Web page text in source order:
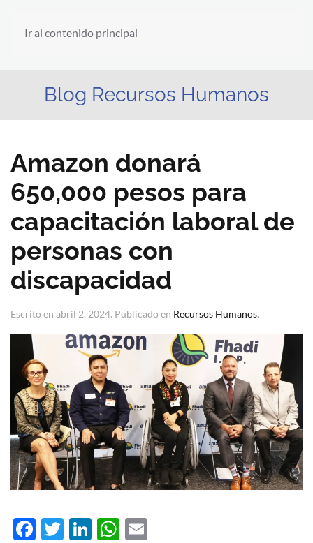
Ir al contenido principal
Blog Recursos Humanos
Amazon donará
650,000 pesos para
capacitación laboral de
personas con
discapacidad
Escrito en abril 2, 2024. Publicado en Recursos Humanos.
Facebook
Twitter
LinkedIn
WhatsApp